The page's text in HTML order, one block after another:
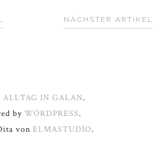
NÄCHSTER ARTIKEL
ALLTAG IN GALAN.
by WORDPRESS.
von ELMASTUDIO.